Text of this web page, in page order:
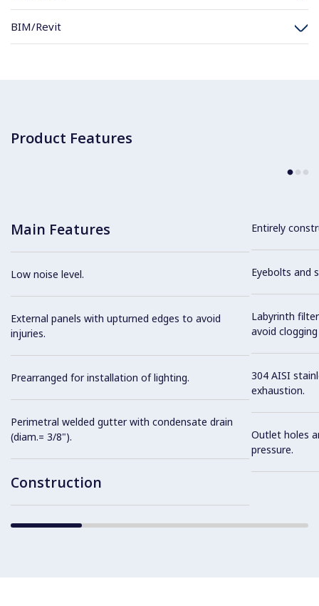
BIM/Revit
Product Features
Main Features
Low noise level.
External panels with upturned edges to avoid
injuries.
Prearranged for installation of lighting.
Perimetral welded gutter with condensate drain
(diam.= 3/8").
Construction
Entirely
Eyebolts and
Labyrinth
avoid
304 AISI
exhaustion.
Outlet holes
pressure.